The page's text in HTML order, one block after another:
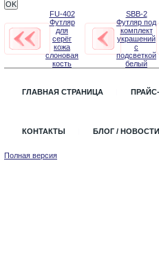
FU-402
Футляр
для
серёг
кожа
слоновая
кость
SBB-2
Футляр под
комплект
украшений
с
подсветкой
белый
ГЛАВНАЯ СТРАНИЦА
КОНТАКТЫ БЛОГ / НОВОСТИ
Полная версия